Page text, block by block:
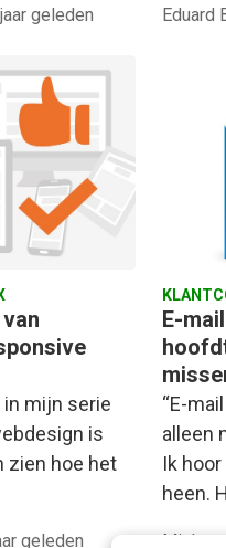
geleden Eduard
in mijn serie
is
zien hoe het
geleden
E-
“E-
alleen
Ik
heen.
Mieke